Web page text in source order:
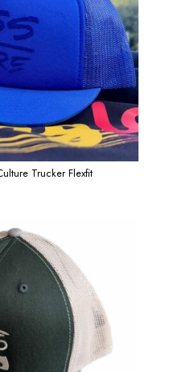
Trucker Flexfit